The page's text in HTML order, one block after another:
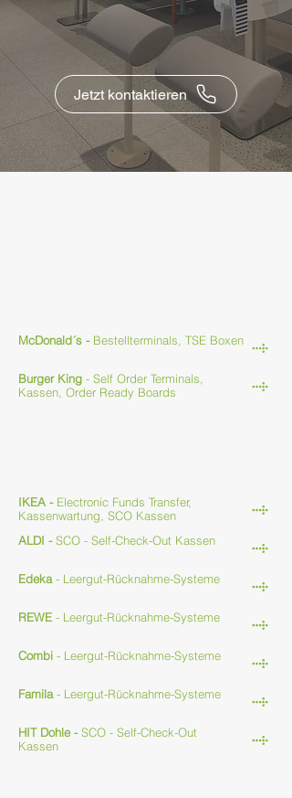
Jetzt kontaktieren
McDonald´s - Bestellterminals, TSE Boxen
Burger King - Self Order Terminals,
Kassen, Order Ready Boards
IKEA - Electronic Funds Transfer,
Kassenwartung, SCO Kassen
ALDI -SCO - Self-Check-Out Kassen
Edeka - Leergut-Rücknahme-Systeme
REWE - Leergut-Rücknahme-Systeme
Combi - Leergut-Rücknahme-Systeme
Famila - Leergut-Rücknahme-Systeme
HIT Dohle -SCO - Self-Check-Out
Kassen